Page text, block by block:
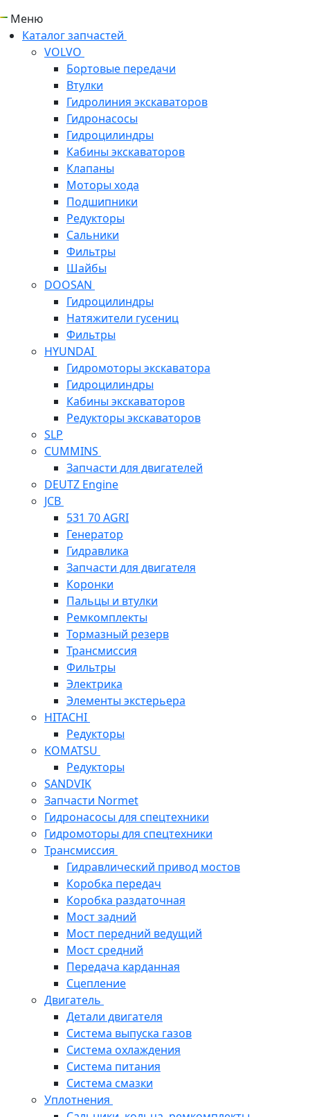
Меню
Каталог запчастей
VOLVO
Бортовые передачи
Втулки
Гидролиния экскаваторов
Гидронасосы
Гидроцилиндры
Кабины экскаваторов
Клапаны
Моторы хода
Подшипники
Редукторы
Сальники
Фильтры
Шайбы
DOOSAN
Гидроцилиндры
Натяжители гусениц
Фильтры
HYUNDAI
Гидромоторы экскаватора
Гидроцилиндры
Кабины экскаваторов
Редукторы экскаваторов
SLP
CUMMINS
Запчасти для двигателей
DEUTZ Engine
JCB
531 70 AGRI
Генератор
Гидравлика
Запчасти для двигателя
Коронки
Пальцы и втулки
Ремкомплекты
Тормазный резерв
Трансмиссия
Фильтры
Электрика
Элементы экстерьера
HITACHI
Редукторы
KOMATSU
Редукторы
SANDVIK
Запчасти Normet
Гидронасосы для спецтехники
Гидромоторы для спецтехники
Трансмиссия
Гидравлический привод мостов
Коробка передач
Коробка раздаточная
Мост задний
Мост передний ведущий
Мост средний
Передача карданная
Сцепление
Двигатель
Детали двигателя
Система выпуска газов
Система охлаждения
Система питания
Система смазки
Уплотнения